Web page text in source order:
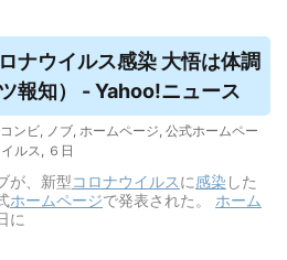
ナウイルス感染 大悟は体調
報知） - Yahoo!ニュース
ンビ, ノブ, ホームページ, 公式ホームペー
ルス, ６日
が、新型コロナウイルスに感染 した
ホームページで発表された。 ホーム
に